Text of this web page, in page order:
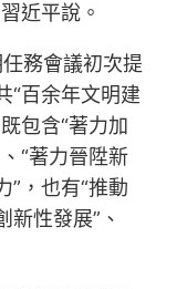
近平說。
務會議初次提
“百余年文明建
包含“著力加
“著力晉陞新
”，也有“推動
新性發展”、